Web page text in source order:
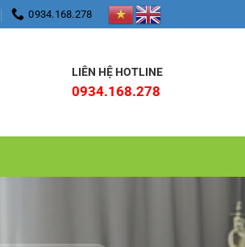
0934.168.278
LIÊN HỆ HOTLINE
0934.168.278